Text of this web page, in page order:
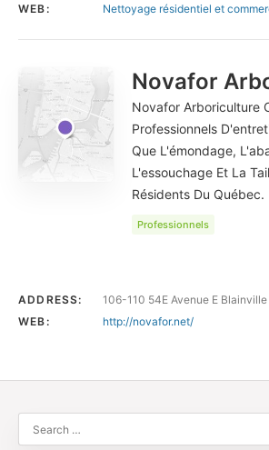
WEB:
Nettoyage résidentiel et
Novafor
Novafor Arboriculture
Professionnels
Que L'émondage,
L'essouchage Et La
Résidents Du Québec.
Professionnels
ADDRESS:
106-110 54E Avenue E
WEB:
http://novafor.net/